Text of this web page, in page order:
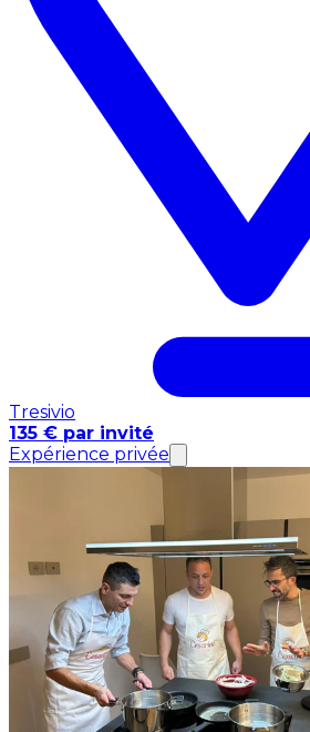
Tresivio
135 € par invité
Expérience privée